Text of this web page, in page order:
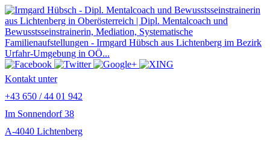
Kontakt unter
+43 650 / 44 01 942
Im Sonnendorf 38
A-4040 Lichtenberg